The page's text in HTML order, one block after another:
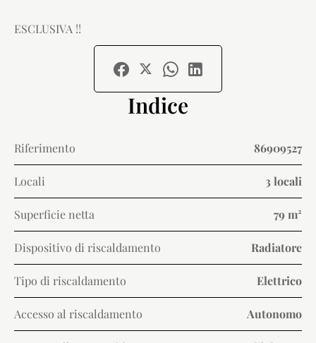
ESCLUSIVA !!
Indice
Riferimento 86909527
Locali 3 locali
Superficie netta 79 m²
Dispositivo di riscaldamento Radiatore
Tipo di riscaldamento Elettrico
Accesso al riscaldamento Autonomo